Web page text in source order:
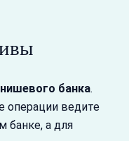
банка.
операции ведите
банке, а для